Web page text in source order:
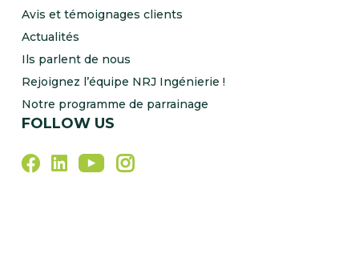
Avis et témoignages clients
Actualités
Ils parlent de nous
Rejoignez l’équipe NRJ Ingénierie !
Notre programme de parrainage
FOLLOW US